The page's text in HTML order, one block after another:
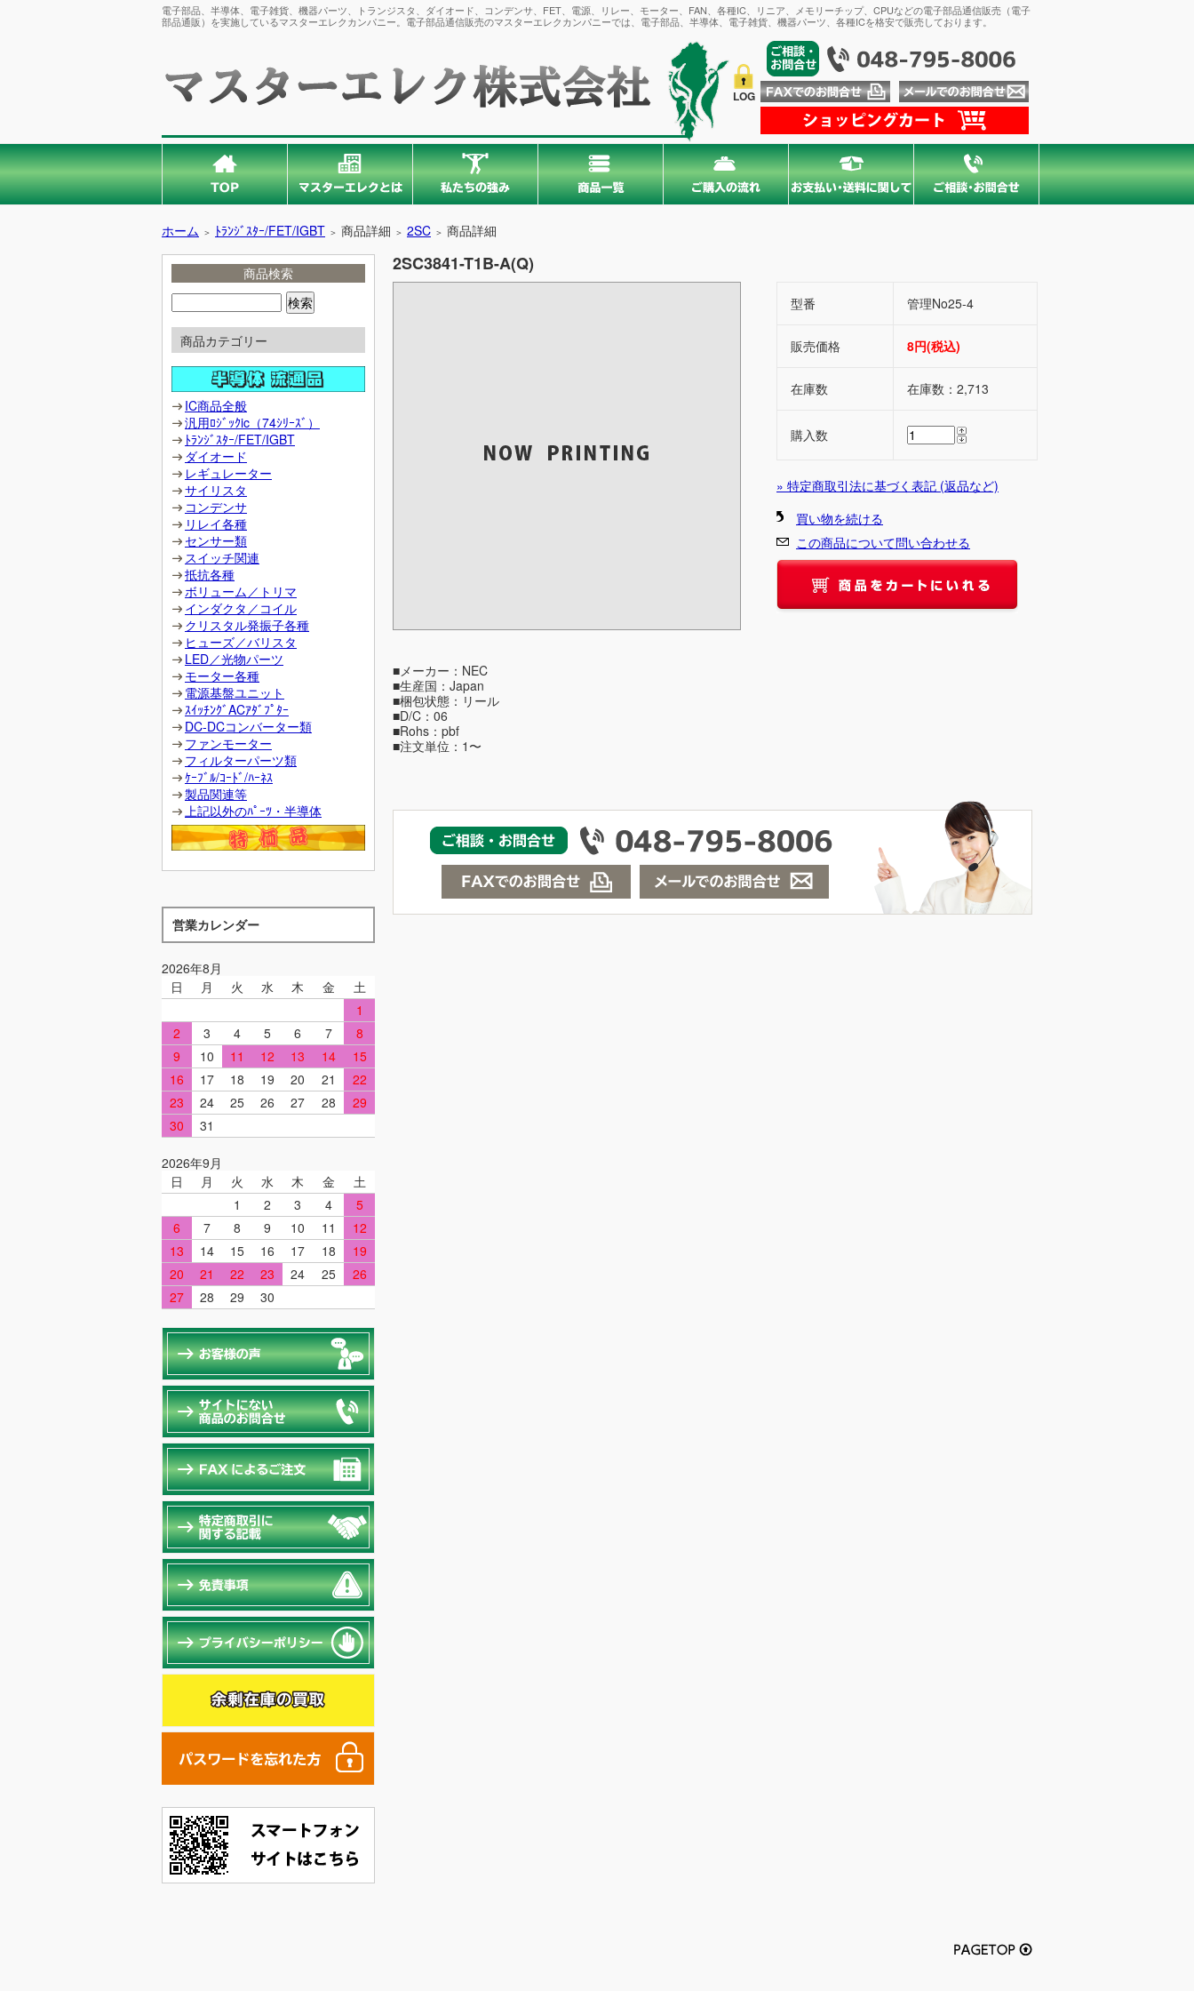
電子部品、半導体、電子雑貨、機器パーツ、トランジスタ、ダイオード、コンデンサ、FET、電源、リレー、モーター、FAN、各種IC、リニア、メモリーチップ、CPUなどの電子部品通信販売（電子
部品通販）を実施しているマスターエレクカンパニー。電子部品通信販売のマスターエレクカンパニーでは、電子部品、半導体、電子雑貨、機器パーツ、各種ICを格安で販売しております。
LOG
ホーム ＞ ﾄﾗﾝｼﾞｽﾀｰ/FET/IGBT ＞ 商品詳細 ＞ 2SC ＞ 商品詳細
商品検索
商品カテゴリー
IC商品全般
汎用ﾛｼﾞｯｸic（74ｼﾘｰｽﾞ）
ﾄﾗﾝｼﾞｽﾀｰ/FET/IGBT
ダイオード
レギュレーター
サイリスタ
コンデンサ
リレイ各種
センサー類
スイッチ関連
抵抗各種
ボリューム／トリマ
インダクタ／コイル
クリスタル発振子各種
ヒューズ／バリスタ
LED／光物パーツ
モーター各種
電源基盤ユニット
ｽｲｯﾁﾝｸﾞACｱﾀﾞﾌﾟﾀｰ
DC-DCコンバーター類
ファンモーター
フィルターパーツ類
ｹｰﾌﾞﾙ/ｺｰﾄﾞ/ﾊｰﾈｽ
製品関連等
上記以外のﾊﾟｰﾂ・半導体
営業カレンダー
2026年8月
日
月 火 水 木 金
土
1
2
3 4 5 6 7
8
9
10 11 12 13 14
15
16
17 18 19 20 21
22
23
24 25 26 27 28
29
30
31
2026年9月
日
月 火 水 木 金
土
1
2 3 4
5
6
7 8 9 10 11
12
13
14 15 16 17 18
19
20
21 22 23 24 25
26
27
28 29 30
2SC3841-T1B-A(Q)
型番 管理No25-4
販売価格 8円(税込)
在庫数 在庫数：2,713
購入数
» 特定商取引法に基づく表記 (返品など)
買い物を続ける
この商品について問い合わせる
■メーカー：NEC
■生産国：Japan
■梱包状態：リール
■D/C：06
■Rohs：pbf
■注文単位：1〜